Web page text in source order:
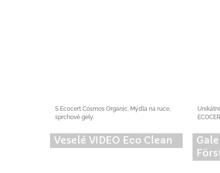
S Ecocert Cosmos Organic. Mýdla na ruce,
sprchové gely.
Veselé VIDEO Eco Clean